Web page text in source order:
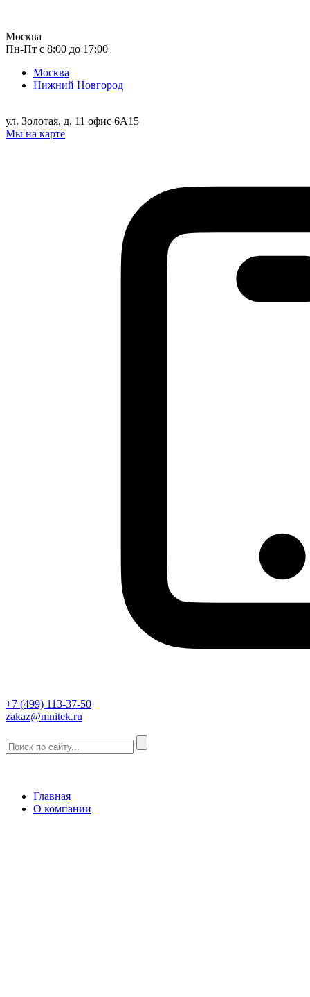
Москва
Пн-Пт с 8:00 до 17:00
Москва
Нижний Новгород
ул. Золотая, д. 11 офис 6А15
Мы на карте
+7 (499) 113-37-50
zakaz@mnitek.ru
Главная
О компании